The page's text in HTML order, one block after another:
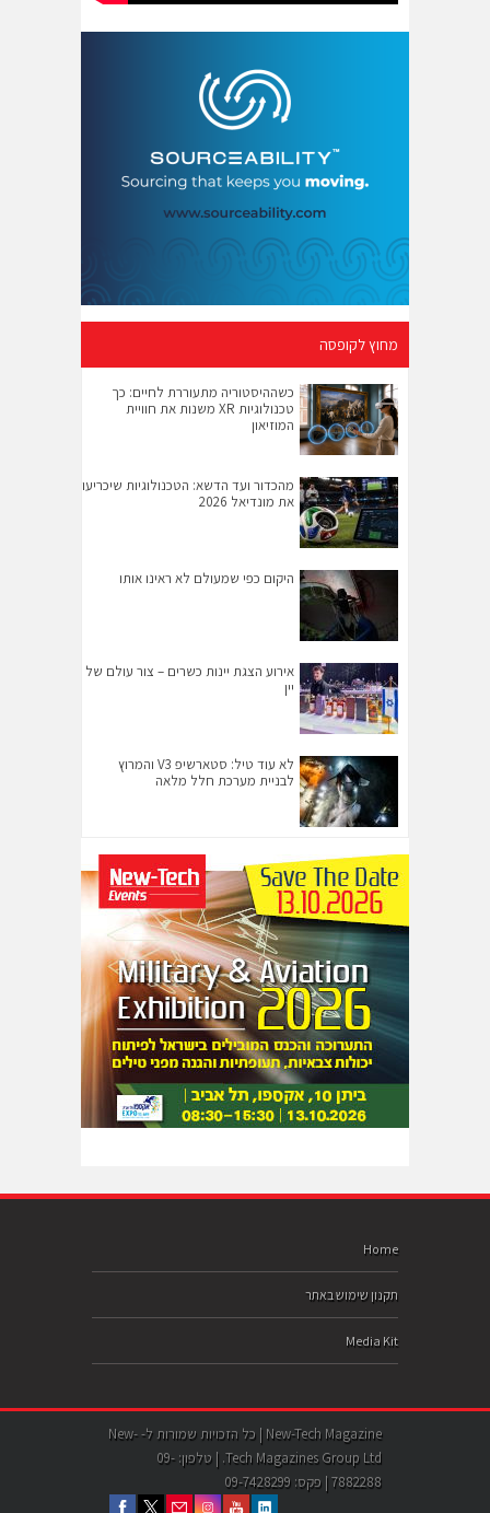
מחוץ לקופסה
כשההיסטוריה מתעוררת לחיים: כך
טכנולוגיות XR משנות את חוויית
המוזיאון
מהכדור ועד הדשא: הטכנולוגיות שיכריעו
את מונדיאל 2026
היקום כפי שמעולם לא ראינו אותו
אירוע הצגת יינות כשרים – צור עולם של
יין
לא עוד טיל: סטארשיפ V3 והמרוץ
לבניית מערכת חלל מלאה
Home
תקנון שימוש באתר
Media Kit
New-Tech Magazine | כל הזכויות שמורות ל- New-
Tech Magazines Group Ltd. | טלפון: 09-
7882288 | פקס: 09-7428299